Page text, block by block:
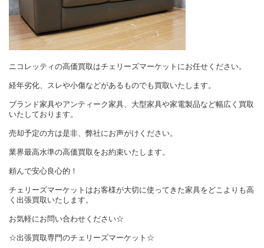
ニコレッティの高価買取はチェリーズマーケットにお任せください。
経年劣化、スレや小傷などがあるものでも買取いたします。
ブランド家具やアンティーク家具、大型家具や家電製品など幅広く買取
いたしております。
売却予定の方は是非、弊社にお声がけください。
業界最高水準の高価買取をお約束いたします。
頼んで安心良心的！
チェリーズマーケットはお客様が大切に使ってきた家具をどこよりも高
く出張買取いたします。
お気軽にお問い合わせください☆
☆出張買取専門のチェリーズマーケット☆